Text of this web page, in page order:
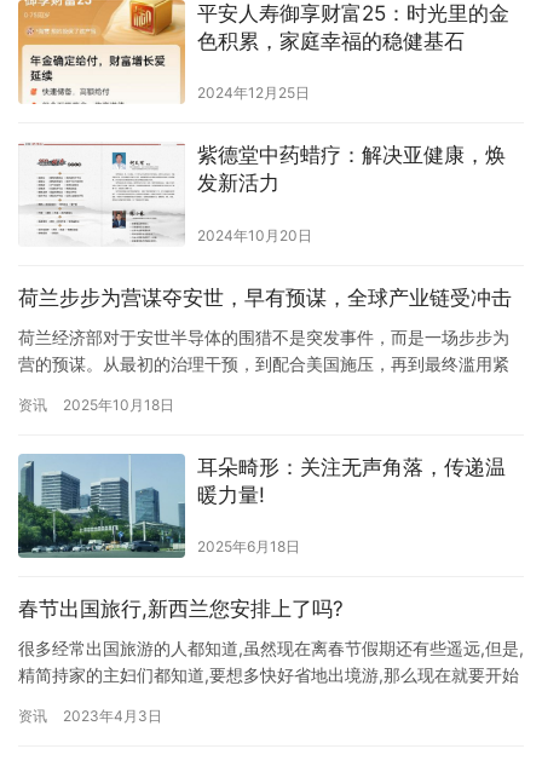
平安人寿御享财富25：时光里的金
色积累，家庭幸福的稳健基石
2024年12月25日
紫德堂中药蜡疗：解决亚健康，焕
发新活力
2024年10月20日
荷兰步步为营谋夺安世，早有预谋，全球产业链受冲击
荷兰经济部对于安世半导体的围猎不是突发事件，而是一场步步为
营的预谋。从最初的治理干预，到配合美国施压，再到最终滥用紧
的算计：预谋抢夺全球半导体明珠 安世半导体，这家百年企业，掌
且零负债的IDM巨头，更是全球汽车产业不可或缺的一环，其产品
关…
资讯 2025年10月18日
耳朵畸形：关注无声角落，传递温
暖力量!
2025年6月18日
春节出国旅行,新西兰您安排上了吗?
很多经常出国旅游的人都知道,虽然现在离春节假期还有些遥远,但是,
精简持家的主妇们都知道,要想多快好省地出境游,那么现在就要开始
出国旅行节省一半以上的花销! 但是,还有一点非常地至关重要,重要
资讯 2023年4月3日